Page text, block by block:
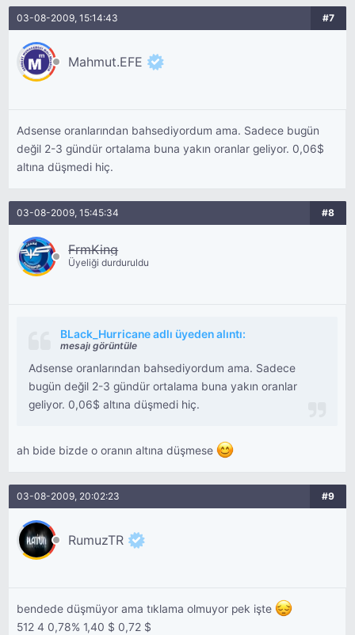
03-08-2009, 15:14:43 #7
Mahmut.EFE
Adsense oranlarından bahsediyordum ama. Sadece bugün
değil 2-3 gündür ortalama buna yakın oranlar geliyor. 0,06$
altına düşmedi hiç.
03-08-2009, 15:45:34 #8
FrmKing
Üyeliği durduruldu
BLack_Hurricane adlı üyeden alıntı:
mesajı görüntüle
Adsense oranlarından bahsediyordum ama. Sadece
bugün değil 2-3 gündür ortalama buna yakın oranlar
geliyor. 0,06$ altına düşmedi hiç.
ah bide bizde o oranın altına düşmese
03-08-2009, 20:02:23 #9
RumuzTR
bendede düşmüyor ama tıklama olmuyor pek işte
512 4 0,78% 1,40 $ 0,72 $